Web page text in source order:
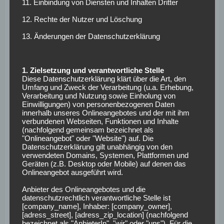
als der Gegner und die wenigen Gelegenheiten konsequent
ausspielen.“
verzichten. In der Defensive bleiben derzeit wenige
Optionen, da Innenverteidiger Carlos Salcedo verletzt
fehlt und Defensiv-Allrounder Makoto Hasebe gesperrt
ist. Bei einer erwarteten Dreierkette kämen somit nur
Maro Russ, David Abraham und Simon Falette in Frage.
„Das liegt nahe“, sagte der Coach, ließ aber den finalen
Plan offen. „Möglicherweise agieren wir taktisch auch
anders“ – dies würde wiederum eine Umstellung auf die
Viererkette bedeueten.
Mögliche
Aufstellungen
11. Einbindung von Diensten und Inhalten Dritter
12. Rechte der Nutzer und Löschung
13. Änderungen der Datenschutzerklärung
1. Zielsetzung und verantwortliche Stelle
Diese Datenschutzerklärung klärt über die Art, den
Umfang und Zweck der Verarbeitung (u.a. Erhebung,
Verarbeitung und Nutzung sowie Einholung von
Einwilligungen) von personenbezogenen Daten
innerhalb unseres Onlineangebotes und der mit ihm
verbundenen Webseiten, Funktionen und Inhalte
(nachfolgend gemeinsam bezeichnet als
"Onlineangebot" oder "Website") auf. Die
Datenschutzerklärung gilt unabhängig von den
verwendeten Domains, Systemen, Plattformen und
Geräten (z.B. Desktop oder Mobile) auf denen das
Onlineangebot ausgeführt wird.
Anbieter des Onlineangebotes und die
datenschutzrechtlich verantwortliche Stelle ist
[company_name], Inhaber: [company_owner],
[adress_street], [adress_zip_location] (nachfolgend